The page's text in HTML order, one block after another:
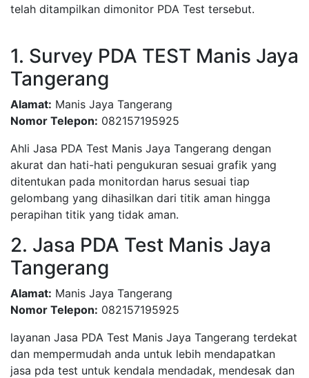
telah ditampilkan dimonitor PDA Test tersebut.
1. Survey PDA TEST Manis Jaya
Tangerang
Alamat: Manis Jaya Tangerang
Nomor Telepon: 082157195925
Ahli Jasa PDA Test Manis Jaya Tangerang dengan
akurat dan hati-hati pengukuran sesuai grafik yang
ditentukan pada monitordan harus sesuai tiap
gelombang yang dihasilkan dari titik aman hingga
perapihan titik yang tidak aman.
2. Jasa PDA Test Manis Jaya
Tangerang
Alamat: Manis Jaya Tangerang
Nomor Telepon: 082157195925
layanan Jasa PDA Test Manis Jaya Tangerang terdekat
dan mempermudah anda untuk lebih mendapatkan
jasa pda test untuk kendala mendadak, mendesak dan